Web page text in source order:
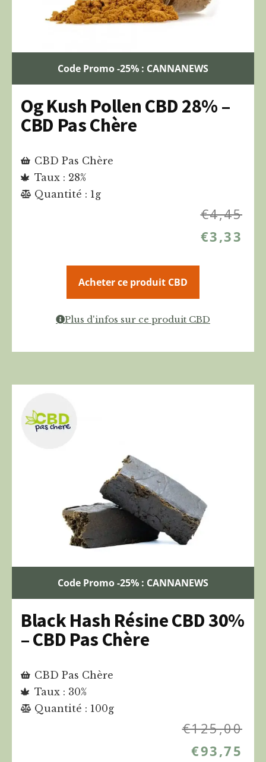
Code Promo -25% : CANNANEWS
Og Kush Pollen CBD 28% –
CBD Pas Chère
CBD Pas Chère
Taux : 28%
Quantité : 1g
€4,45
€3,33
Acheter ce produit CBD
Plus d'infos sur ce produit CBD
Code Promo -25% : CANNANEWS
Black Hash Résine CBD 30%
– CBD Pas Chère
CBD Pas Chère
Taux : 30%
Quantité : 100g
€125,00
€93,75